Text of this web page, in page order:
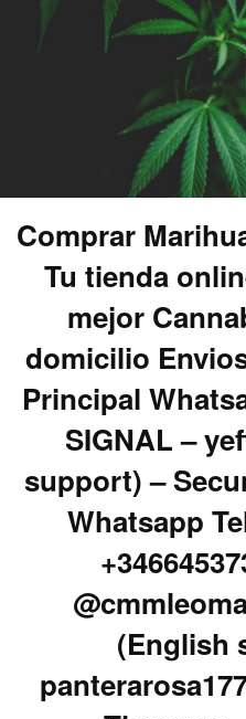
Comprar
Tu tienda
mejor
domicilio
Principal
SIGNAL –
support) –
Whatsapp
(English